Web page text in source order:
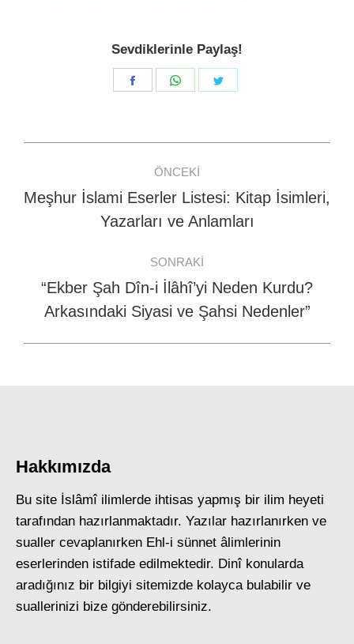
Sevdiklerinle Paylaş!
Share
Share
navigation
ÖNCEKI
Previous
post:
Meşhur İslami Eserler Listesi: Kitap İsimleri,
Yazarları ve Anlamları
SONRAKI
Next
post:
“Ekber Şah Dîn-i İlâhî’yi Neden Kurdu?
Arkasındaki Siyasi ve Şahsi Nedenler”
Hakkımızda
Bu site İslâmî ilimlerde ihtisas yapmış bir ilim heyeti
tarafından hazırlanmaktadır. Yazılar hazırlanırken ve
sualler cevaplanırken Ehl-i sünnet âlimlerinin
eserlerinden istifade edilmektedir. Dinî konularda
aradığınız bir bilgiyi sitemizde kolayca bulabilir ve
suallerinizi bize gönderebilirsiniz.